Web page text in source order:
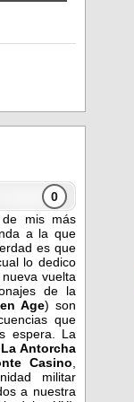
0
mis más
a la que
es que
lo dedico
vuelta
de la
Age) son
que
espera. La
La Antorcha
Casino
militar
a nuestra